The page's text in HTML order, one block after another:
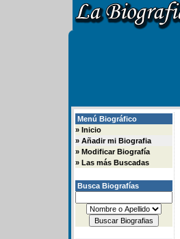
Menú Biográfico
» Inicio
» Añadir mi Biografia
» Modificar Biografía
» Las más Buscadas
Busca Biografías